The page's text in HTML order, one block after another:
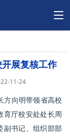
展复核工作
11-24
方向明带领省高校
育厅校安处处长周
副书记、组织部部